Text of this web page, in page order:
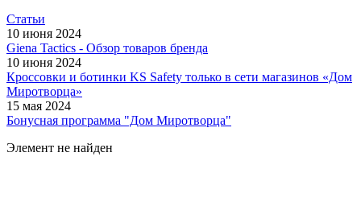
Статьи
10 июня 2024
Giena Tactics - Обзор товаров бренда
10 июня 2024
Кроссовки и ботинки KS Safety только в сети магазинов «Дом
Миротворца»
15 мая 2024
Бонусная программа "Дом Миротворца"
Элемент не найден